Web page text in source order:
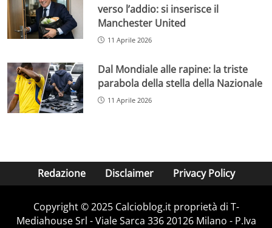
verso l’addio: si inserisce il
Manchester United
11 Aprile 2026
Dal Mondiale alle rapine: la triste
parabola della stella della Nazionale
11 Aprile 2026
Redazione Disclaimer Privacy Policy
Copyright © 2025 Calcioblog.it proprietà di T-
Mediahouse Srl - Viale Sarca 336 20126 Milano - P.Iva